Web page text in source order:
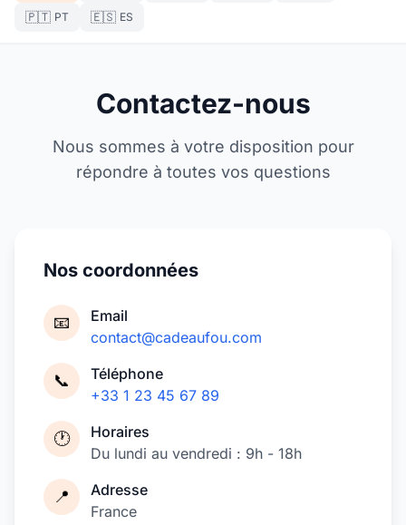
🇵🇹 PT 🇪🇸 ES
Contactez-nous
Nous sommes à votre disposition pour
répondre à toutes vos questions
Nos coordonnées
📧
Email
contact@cadeaufou.com
📞
Téléphone
+33 1 23 45 67 89
🕐
Horaires
Du lundi au vendredi : 9h - 18h
📍
Adresse
France